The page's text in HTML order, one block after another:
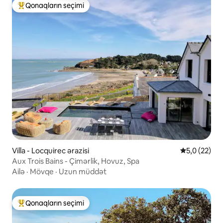
Populyar "Qonaqların seçimi"
Qonaqların seçimi
Villa - Locquirec ərazisi Ortalama
5,0 (22)
Aux Trois Bains - Çimərlik, Hovuz, Spa
Ailə · Mövqe · Uzun müddət
Populyar "Qonaqların seçimi"
Qonaqların seçimi